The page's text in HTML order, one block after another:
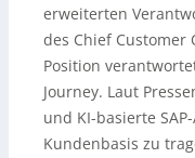
erweiterten
des Chief
Position
Journey. Laut
und KI-basierte
Kundenbasis zu